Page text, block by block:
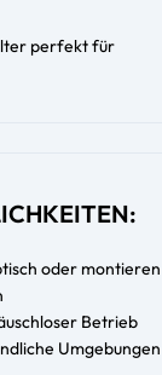
perfekt für
oder montieren
Betrieb
Umgebungen